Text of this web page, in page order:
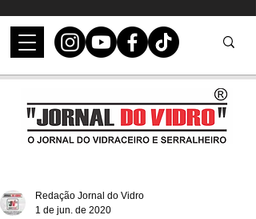
Redação Jornal do Vidro
1 de jun. de 2020